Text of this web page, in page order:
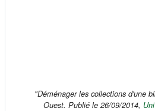
"Déménager les collections d'une
Ouest. Publié le 26/09/2014,